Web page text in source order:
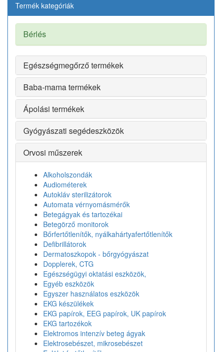
Termék kategóriák
Bérlés
Egészségmegőrző termékek
Baba-mama termékek
Ápolási termékek
Gyógyászati segédeszközök
Orvosi műszerek
Alkoholszondák
Audiométerek
Autokláv sterilizátorok
Automata vérnyomásmérők
Betegágyak és tartozékai
Betegörző monitorok
Bőrfertőtlenítők, nyálkahártyafertőtlenítők
Defibrillátorok
Dermatoszkopok - bőrgyógyászat
Dopplerek, CTG
Egészségügyi oktatási eszközök,
Egyéb eszközök
Egyszer használatos eszközök
EKG készülékek
EKG papírok, EEG papírok, UK papírok
EKG tartozékok
Elektromos intenzív beteg ágyak
Elektrosebészet, mikrosebészet